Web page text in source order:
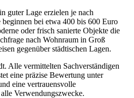
guter Lage erzielen je nach
bei etwa 400 bis 600 Euro
oder frisch sanierte Objekte die
nach Wohnraum in Groß
gegenüber städtischen Lagen.
Alle vermittelten Sachverständigen
eine präzise Bewertung unter
eine vertrauensvolle
Verwendungszwecke.